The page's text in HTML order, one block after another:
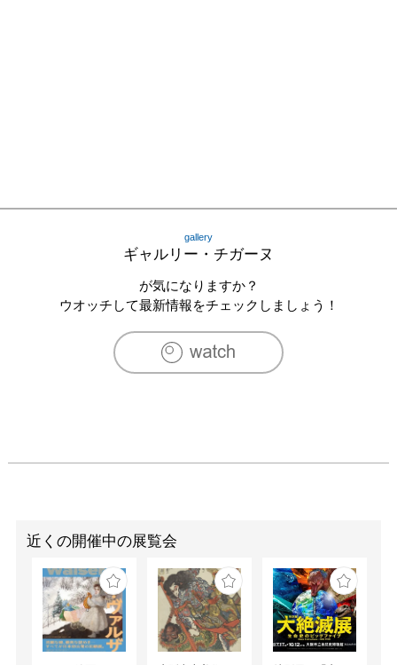
gallery
ギャルリー・チガーヌ
が気になりますか？
ウオッチして最新情報をチェックしましょう！
近くの開催中の展覧会